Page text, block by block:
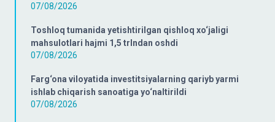
07/08/2026
Toshloq tumanida yetishtirilgan qishloq xo‘jaligi
mahsulotlari hajmi 1,5 trlndan oshdi
07/08/2026
Farg‘ona viloyatida investitsiyalarning qariyb yarmi
ishlab chiqarish sanoatiga yo‘naltirildi
07/08/2026